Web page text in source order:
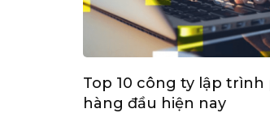
Top 10 công ty lập
hàng đầu hiện nay